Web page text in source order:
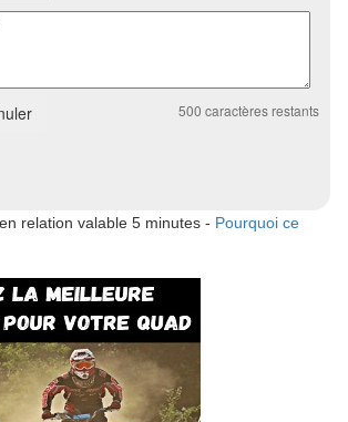
500 caractères restants
relation valable 5 minutes - Pourquoi ce